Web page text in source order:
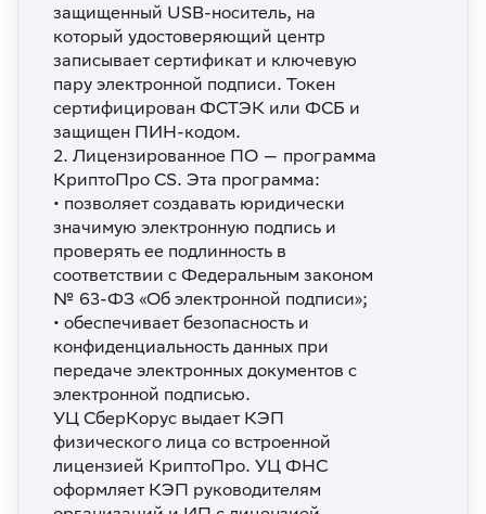
защищенный USB-носитель, на
который удостоверяющий центр
записывает сертификат и ключевую
пару электронной подписи. Токен
сертифицирован ФСТЭК или ФСБ и
защищен ПИН-кодом.
2. Лицензированное ПО — программа
КриптоПро CS. Эта программа:
• позволяет создавать юридически
значимую электронную подпись и
проверять ее подлинность в
соответствии с Федеральным законом
№ 63-ФЗ «Об электронной подписи»;
• обеспечивает безопасность и
конфиденциальность данных при
передаче электронных документов с
электронной подписью.
УЦ СберКорус выдает КЭП
физического лица со встроенной
лицензией КриптоПро. УЦ ФНС
оформляет КЭП руководителям